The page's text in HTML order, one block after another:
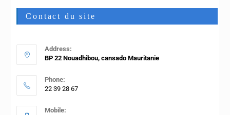
Contact du site
Address:
BP 22 Nouadhibou, cansado Mauritanie
Phone:
22 39 28 67
Mobile: